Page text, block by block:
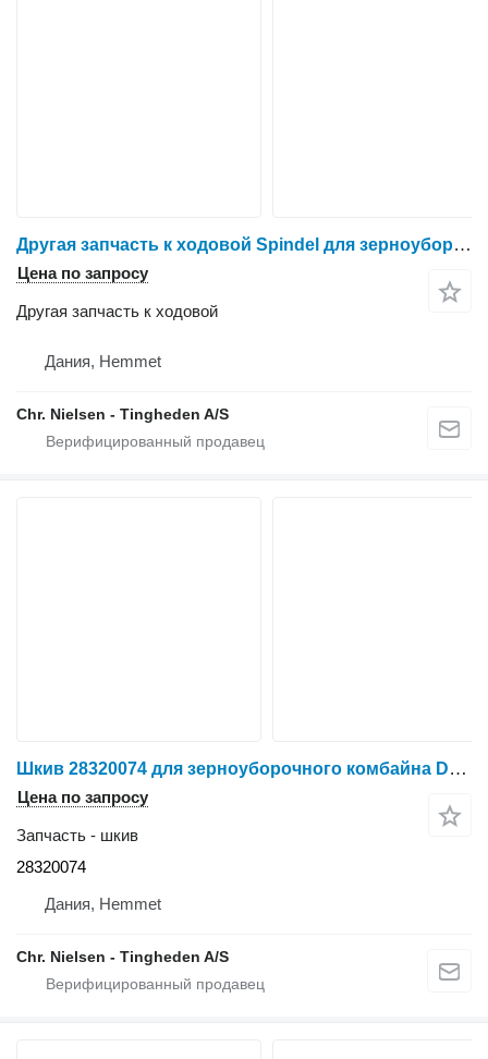
Другая запчасть к ходовой Spindel для зерноуборочного комбайна Dronningborg D1650
Цена по запросу
Другая запчасть к ходовой
Дания, Hemmet
Chr. Nielsen - Tingheden A/S
Шкив 28320074 для зерноуборочного комбайна Dronningborg D1650
Цена по запросу
Запчасть - шкив
28320074
Дания, Hemmet
Chr. Nielsen - Tingheden A/S